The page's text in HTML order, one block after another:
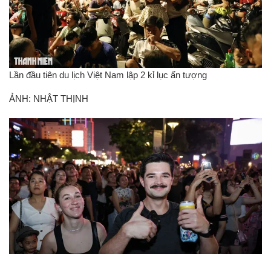
Lần đầu tiên du lịch Việt Nam lập 2 kỉ lục ấn tượng
ẢNH: NHẬT THỊNH